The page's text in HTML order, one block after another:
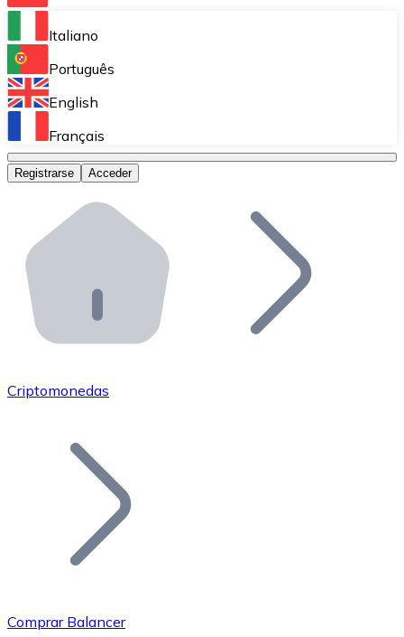
Bitnovo Ramp
Integra nuestra solución en tu plataforma.
Bitnovo Giftcards
Bitnovo OTC
Bitnovo ATM
Integra un ATM Bitnovo en tu negocio y permite que
Bitnovo API
Integra nuestra API en tu ecosistema.
Únete a nuestra red de distribuidores.
Añade tu proyecto a nuestro ecosistema.
Italiano
Português
English
Français
Registrarse Acceder
Criptomonedas
Comprar Balancer